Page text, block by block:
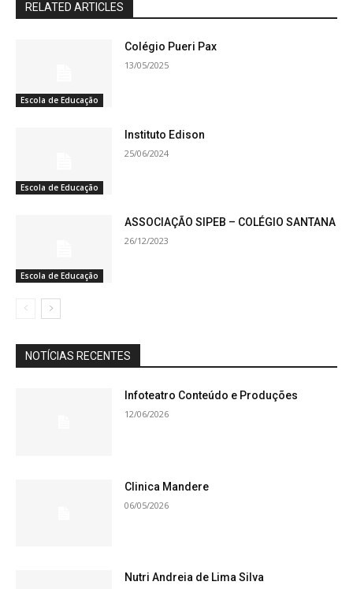
RELATED ARTICLES
Escola de Educação
Colégio Pueri Pax
13/05/2025
Escola de Educação
Instituto Edison
25/06/2024
Escola de Educação
ASSOCIAÇÃO SIPEB – COLÉGIO SANTANA
26/12/2023
NOTÍCIAS RECENTES
Infoteatro Conteúdo e Produções
12/06/2026
Clinica Mandere
06/05/2026
Nutri Andreia de Lima Silva